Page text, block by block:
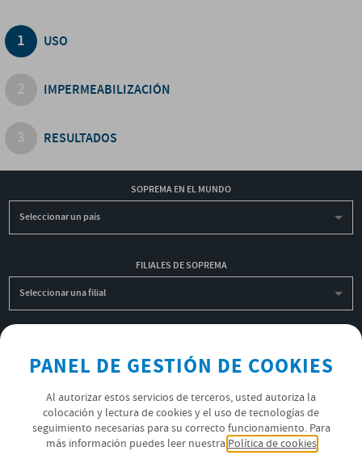
USO
IMPERMEABILIZACIÓN
RESULTADOS
SOPREMA EN EL MUNDO
Seleccionar un país
FILIALES DE SOPREMA
Seleccionar una filial
OK
POLÍTICA DE PRIVACIDAD
ÚNETE AL EQUIPO SOPREMA
PANEL DE GESTIÓN DE COOKIES
Al autorizar estos servicios de terceros, usted autoriza la
colocación y lectura de cookies y el uso de tecnologías de
seguimiento necesarias para su correcto funcionamiento. Para
más información puedes leer nuestra Política de cookies